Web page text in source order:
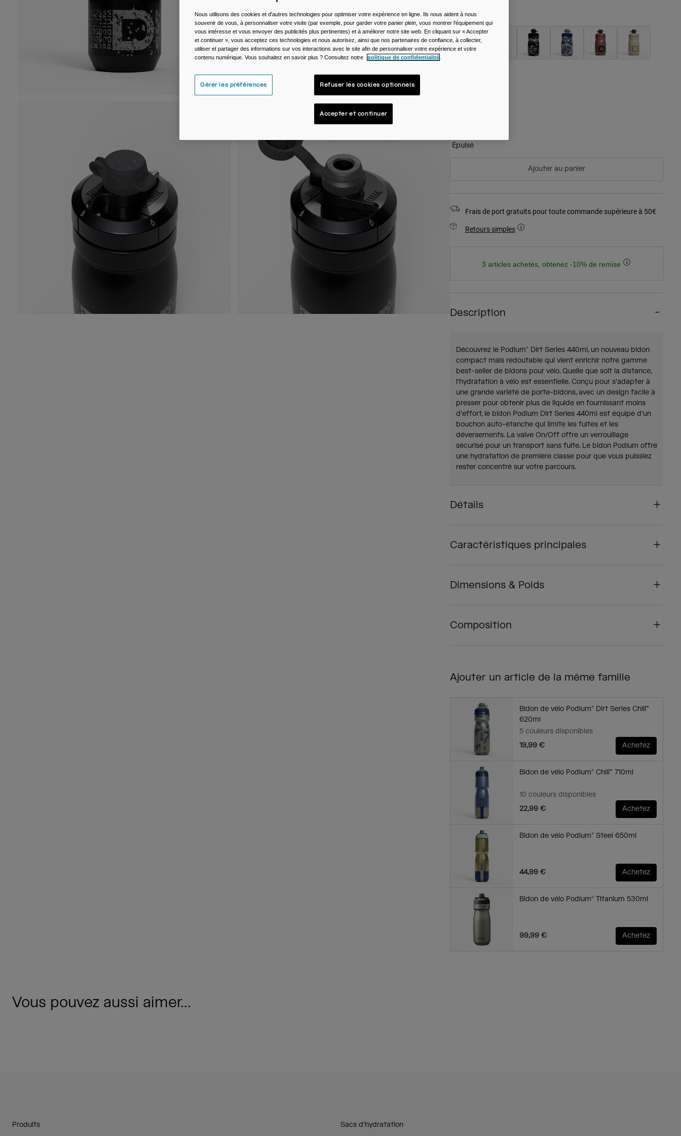
Couleur -
Épuisé
Ajouter au panier
Frais de port gratuits pour toute commande supérieure à 50€
Retours simples
3 articles achetés, obtenez -10% de remise
Description
Découvrez le Podium® Dirt Series 440ml, un nouveau bidon
compact mais redoutable qui vient enrichir notre gamme
best-seller de bidons pour vélo. Quelle que soit la distance,
l'hydratation à vélo est essentielle. Conçu pour s'adapter à
une grande variété de porte-bidons, avec un design facile à
presser pour obtenir plus de liquide en fournissant moins
d'effort, le bidon Podium Dirt Series 440ml est équipé d'un
bouchon auto-étanche qui limite les fuites et les
déversements. La valve On/Off offre un verrouillage
sécurisé pour un transport sans fuite. Le bidon Podium offre
une hydratation de première classe pour que vous puissiez
rester concentré sur votre parcours.
Détails
Caractéristiques principales
Dimensions & Poids
Composition
Ajouter un article de la même famille
Bidon de vélo Podium® Dirt Series Chill™
620ml
5 couleurs disponibles
19,99 €
Achetez
Bidon de vélo Podium® Chill™ 710ml
10 couleurs disponibles
22,99 €
Achetez
Bidon de vélo Podium® Steel 650ml
44,99 € Achetez
Bidon de vélo Podium® Titanium 530ml
99,99 € Achetez
Vous pouvez aussi aimer...
Produits Sacs d'hydratation
Nous utilisons des cookies et d'autres technologies pour optimiser votre expérience en ligne. Ils nous aident à nous
souvenir de vous, à personnaliser votre visite (par exemple, pour garder votre panier plein, vous montrer l'équipement qui
vous intéresse et vous envoyer des publicités plus pertinentes) et à améliorer notre site web. En cliquant sur « Accepter
et continuer », vous acceptez ces technologies et nous autorisez, ainsi que nos partenaires de confiance, à collecter,
utiliser et partager des informations sur vos interactions avec le site afin de personnaliser votre expérience et votre
contenu numérique. Vous souhaitez en savoir plus ? Consultez notre
politique de confidentialité
Gérer les préférences Refuser les cookies optionnels
Accepter et continuer